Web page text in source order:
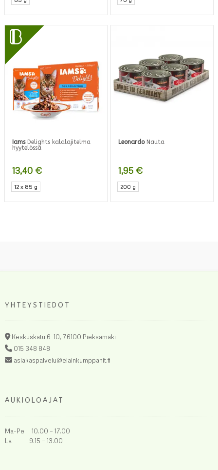
IamsDelights kalalajitelma
hyytelössä
13,40 €
12 x 85 g
LeonardoNauta
1,95 €
200 g
YHTEYSTIEDOT
Keskuskatu 6-10, 76100 Pieksämäki
015 348 848
asiakaspalvelu@elainkumppanit.fi
AUKIOLOAJAT
Ma-Pe 10.00 – 17.00
La 9.15 – 13.00